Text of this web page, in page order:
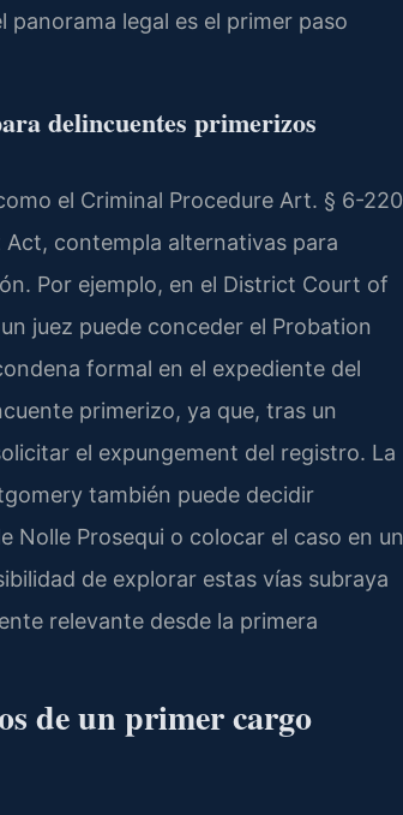
legal es el primer paso
delincuentes primerizos
el Criminal Procedure Art. § 6-220
contempla alternativas para
Por ejemplo, en el District Court of
juez puede conceder el Probation
formal en el expediente del
primerizo, ya que, tras un
el expungement del registro. La
también puede decidir
Nolle Prosequi o colocar el caso en un
de explorar estas vías subraya
relevante desde la primera
de un primer cargo